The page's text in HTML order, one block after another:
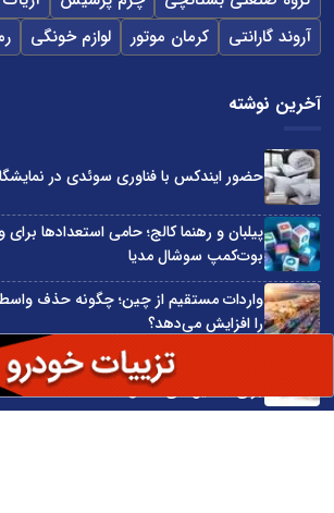
آروند گارانتی
کرمان موتور لوازم خونگی
آخرین نوشته
حضور ایندکس با فناوری سوئدی در
پیلبان و رهنما کالج؛ حامی استعدادها برای
بوت‌کمپ سوشال مدیا
واردات مستقیم از چین؛ چگونه حذف
را افزایش می‌دهد؟
ترند ترین دستبندهای طلا برای
برای استایل‌های خاص